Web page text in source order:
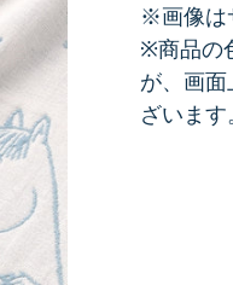
※画像は
※商品の
が、画
ざいます。